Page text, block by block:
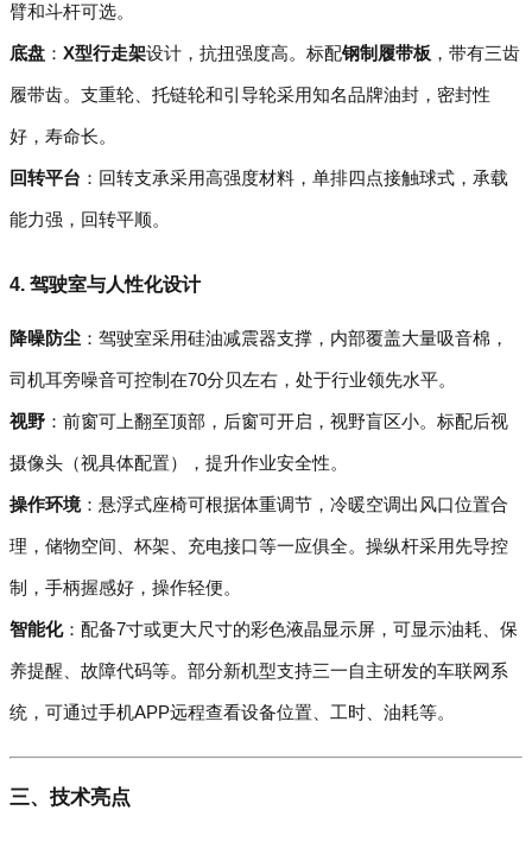
臂和斗杆可选。
底盘 ： X型行走架设计，抗扭强度高。标配钢制履带板 ，带有三齿
履带齿。支重轮、托链轮和引导轮采用知名品牌油封，密封性
好，寿命长。
回转平台 ：回转支承采用高强度材料，单排四点接触球式，承载
能力强，回转平顺。
4. 驾驶室与人性化设计
降噪防尘 ：驾驶室采用硅油减震器支撑，内部覆盖大量吸音棉，
司机耳旁噪音可控制在70分贝左右，处于行业领先水平。
视野 ：前窗可上翻至顶部，后窗可开启，视野盲区小。标配后视
摄像头（视具体配置），提升作业安全性。
操作环境：悬浮式座椅可根据体重调节，冷暖空调出风口位置合
理，储物空间、杯架、充电接口等一应俱全。操纵杆采用先导控
制，手柄握感好，操作轻便。
智能化：配备7寸或更大尺寸的彩色液晶显示屏，可显示油耗、保
养提醒、故障代码等。部分新机型支持三一自主研发的车联网系
统，可通过手机APP远程查看设备位置、工时、油耗等。
三、技术亮点